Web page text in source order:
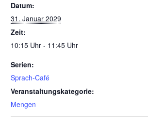
Datum:
31. Januar 2029
Zeit:
10:15 Uhr - 11:45 Uhr
Serien:
Sprach-Café
Veranstaltungskategorie:
Mengen